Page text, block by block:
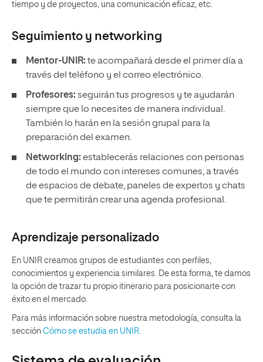
tiempo y de proyectos, una comunicación eficaz, etc.
Seguimiento y networking
Mentor-UNIR: te acompañará desde el primer día a
través del teléfono y el correo electrónico.
Profesores: seguirán tus progresos y te ayudarán
siempre que lo necesites de manera individual.
También lo harán en la sesión grupal para la
preparación del examen.
Networking: establecerás relaciones con personas
de todo el mundo con intereses comunes, a través
de espacios de debate, paneles de expertos y chats
que te permitirán crear una agenda profesional.
Aprendizaje personalizado
En UNIR creamos grupos de estudiantes con perfiles,
conocimientos y experiencia similares. De esta forma, te damos
la opción de trazar tu propio itinerario para posicionarte con
éxito en el mercado.
Para más información sobre nuestra metodología, consulta la
sección Cómo se estudia en UNIR.